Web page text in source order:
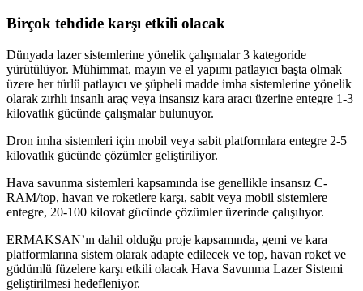
Birçok tehdide karşı etkili olacak
Dünyada lazer sistemlerine yönelik çalışmalar 3 kategoride
yürütülüyor. Mühimmat, mayın ve el yapımı patlayıcı başta olmak
üzere her türlü patlayıcı ve şüpheli madde imha sistemlerine yönelik
olarak zırhlı insanlı araç veya insansız kara aracı üzerine entegre 1-3
kilovatlık gücünde çalışmalar bulunuyor.
Dron imha sistemleri için mobil veya sabit platformlara entegre 2-5
kilovatlık gücünde çözümler geliştiriliyor.
Hava savunma sistemleri kapsamında ise genellikle insansız C-
RAM/top, havan ve roketlere karşı, sabit veya mobil sistemlere
entegre, 20-100 kilovat gücünde çözümler üzerinde çalışılıyor.
ERMAKSAN’ın dahil olduğu proje kapsamında, gemi ve kara
platformlarına sistem olarak adapte edilecek ve top, havan roket ve
güdümlü füzelere karşı etkili olacak Hava Savunma Lazer Sistemi
geliştirilmesi hedefleniyor.